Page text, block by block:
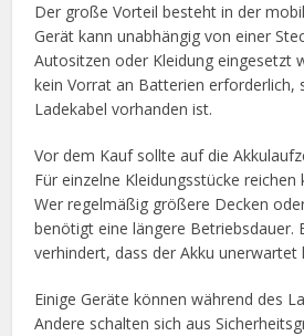
Der große Vorteil besteht in der
Gerät kann unabhängig von einer
Autositzen oder Kleidung eingesetzt
kein Vorrat an Batterien erforderlich,
Ladekabel vorhanden ist.
Vor dem Kauf sollte auf die
Für einzelne Kleidungsstücke reichen
Wer regelmäßig größere Decken
benötigt eine längere Betriebsdauer.
verhindert, dass der Akku unerwartet
Einige Geräte können während des
Andere schalten sich aus